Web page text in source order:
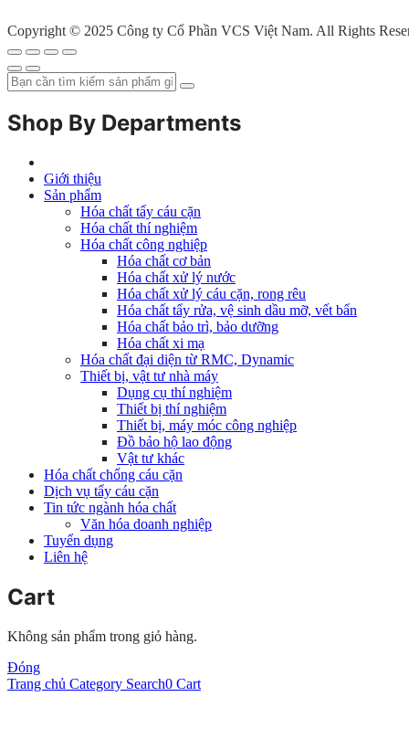
Copyright © 2025 Công ty Cổ Phần VCS Việt Nam. All Rights
Shop By Departments
Giới thiệu
Sản phẩm
Hóa chất tẩy cáu cặn
Hóa chất thí nghiệm
Hóa chất công nghiệp
Hóa chất cơ bản
Hóa chất xử lý nước
Hóa chất xử lý cáu cặn, rong rêu
Hóa chất tẩy rửa, vệ sinh dầu mỡ, vết bẩn
Hóa chất bảo trì, bảo dưỡng
Hóa chất xi mạ
Hóa chất đại diện từ RMC, Dynamic
Thiết bị, vật tư nhà máy
Dụng cụ thí nghiệm
Thiết bị thí nghiệm
Thiết bị, máy móc công nghiệp
Đồ bảo hộ lao động
Vật tư khác
Hóa chất chống cáu cặn
Dịch vụ tẩy cáu cặn
Tin tức ngành hóa chất
Văn hóa doanh nghiệp
Tuyển dụng
Liên hệ
Cart
Không sản phẩm trong giỏ hàng.
Đóng
Trang chủ Category Search0 Cart